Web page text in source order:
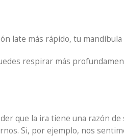
late más rápido, tu
respirar más
que la ira tiene una razón
Si, por ejemplo, nos